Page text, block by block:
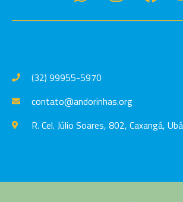
(32) 99955-5970
contato@andorinhas.org
R. Cel. Júlio Soares, 802, Caxangá,